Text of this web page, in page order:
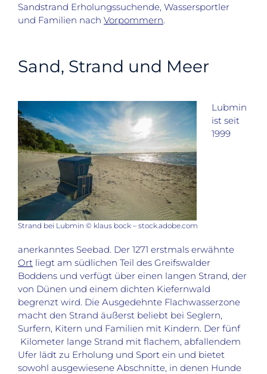
Sandstrand Erholungssuchende, Wassersportler
und Familien nach Vorpommern.
Sand, Strand und Meer
Strand bei Lubmin © klaus bock – stock.adobe.com
Lubmin
ist seit
1999
anerkanntes Seebad. Der 1271 erstmals erwähnte
Ort liegt am südlichen Teil des Greifswalder
Boddens und verfügt über einen langen Strand, der
von Dünen und einem dichten Kiefernwald
begrenzt wird. Die Ausgedehnte Flachwasserzone
macht den Strand äußerst beliebt bei Seglern,
Surfern, Kitern und Familien mit Kindern. Der fünf
Kilometer lange Strand mit flachem, abfallendem
Ufer lädt zu Erholung und Sport ein und bietet
sowohl ausgewiesene Abschnitte, in denen Hunde